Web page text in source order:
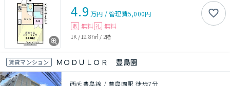
4.9 万円 /管理費5,000円
敷 無料 礼 無料
1K / 19.87㎡ / 2階
賃貸マンション ＭＯＤＵＬＯＲ 豊島園
西武豊島線 / 豊島園駅 徒歩7分